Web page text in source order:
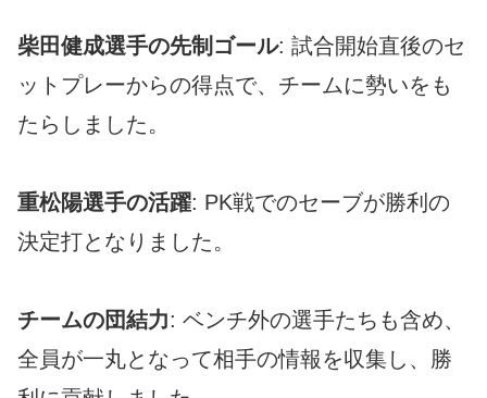
柴田健成選手の先制ゴール: 試合開始直後のセ
ットプレーからの得点で、チームに勢いをも
たらしました。
重松陽選手の活躍: PK戦でのセーブが勝利の
決定打となりました。
チームの団結力: ベンチ外の選手たちも含め、
全員が一丸となって相手の情報を収集し、勝